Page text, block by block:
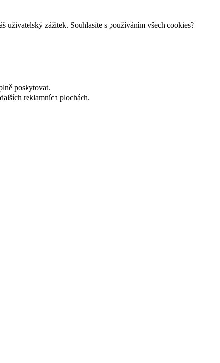
uživatelský zážitek. Souhlasíte s používáním všech cookies?
poskytovat.
reklamních plochách.